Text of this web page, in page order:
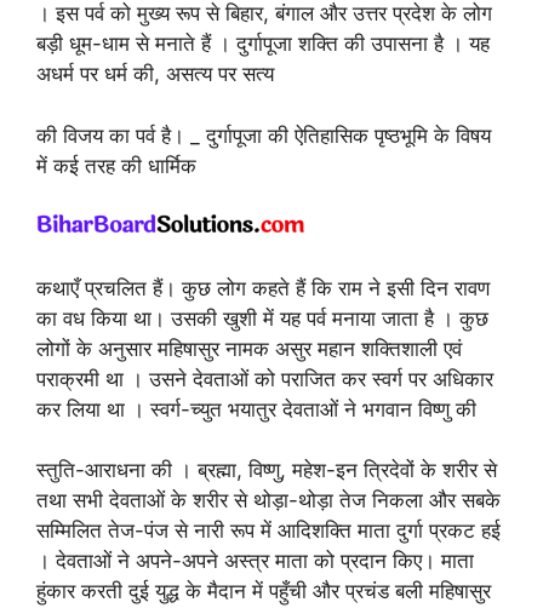
। इस पर्व को मुख्य रूप से बिहार, बंगाल और उत्तर प्रदेश के लोग
बड़ी धूम-धाम से मनाते हैं । दुर्गापूजा शक्ति की उपासना है । यह
अधर्म पर धर्म की, असत्य पर सत्य
की विजय का पर्व है। _ दुर्गापूजा की ऐतिहासिक पृष्ठभूमि के विषय
में कई तरह की धार्मिक
कथाएँ प्रचलित हैं। कुछ लोग कहते हैं कि राम ने इसी दिन रावण
का वध किया था। उसकी खुशी में यह पर्व मनाया जाता है । कुछ
लोगों के अनुसार महिषासुर नामक असुर महान शक्तिशाली एवं
पराक्रमी था । उसने देवताओं को पराजित कर स्वर्ग पर अधिकार
कर लिया था । स्वर्ग-च्युत भयातुर देवताओं ने भगवान विष्णु की
स्तुति-आराधना की । ब्रह्मा, विष्णु, महेश-इन त्रिदेवों के शरीर से
तथा सभी देवताओं के शरीर से थोड़ा-थोड़ा तेज निकला और सबके
सम्मिलित तेज-पंज से नारी रूप में आदिशक्ति माता दुर्गा प्रकट हई
। देवताओं ने अपने-अपने अस्त्र माता को प्रदान किए। माता
हुंकार करती दुई युद्ध के मैदान में पहुँची और प्रचंड बली महिषासुर